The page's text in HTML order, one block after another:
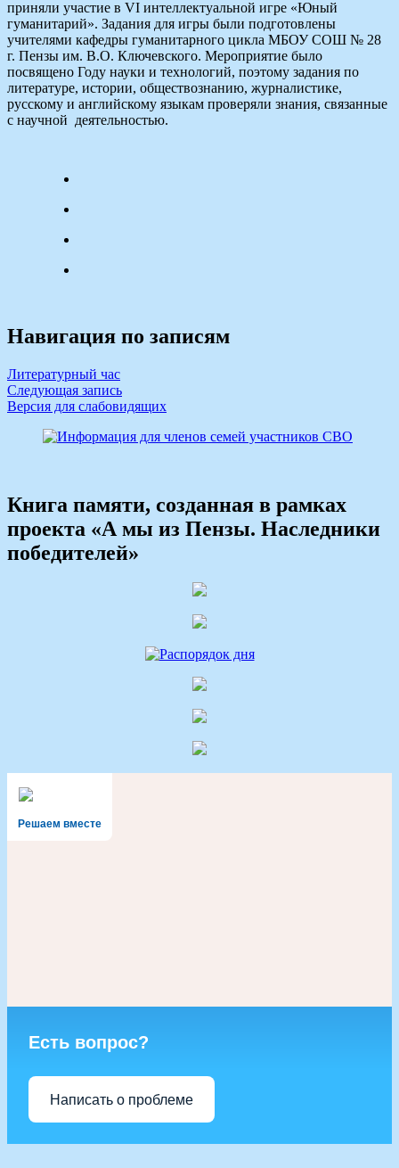
приняли участие в VI интеллектуальной игре «Юный
гуманитарий». Задания для игры были подготовлены
учителями кафедры гуманитарного цикла МБОУ СОШ № 28
г. Пензы им. В.О. Ключевского. Мероприятие было
посвящено Году науки и технологий, поэтому задания по
литературе, истории, обществознанию, журналистике,
русскому и английскому языкам проверяли знания, связанные
с научной деятельностью.
Навигация по записям
Литературный час
Следующая запись
Версия для слабовидящих
Книга памяти, созданная в рамках
проекта «А мы из Пензы. Наследники
победителей»
Решаем вместе
Есть вопрос?
Написать о проблеме